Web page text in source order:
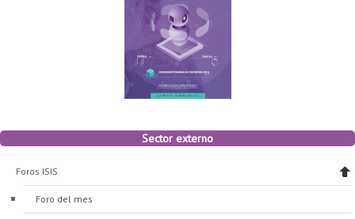
Sector externo
Foros ISIS
Foro del mes